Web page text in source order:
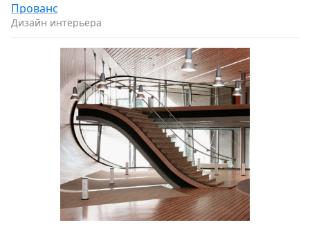
Прованс
Дизайн интерьера